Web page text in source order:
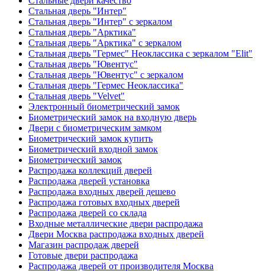
Стальная дверь "Интер"
Стальная дверь "Интер" с зеркалом
Стальная дверь "Арктика"
Стальная дверь "Арктика" с зеркалом
Стальная дверь "Гермес" Неоклассика с зеркалом "Elit"
Стальная дверь "Ювентус"
Стальная дверь "Ювентус" с зеркалом
Стальная дверь "Гермес Неоклассика"
Стальная дверь "Velvet"
Электронный биометрический замок
Биометрический замок на входную дверь
Двери с биометрическим замком
Биометрический замок купить
Биометрический входной замок
Биометрический замок
Распродажа коллекций дверей
Распродажа дверей установка
Распродажа входных дверей дешево
Распродажа готовых входных дверей
Распродажа дверей со склада
Входные металлические двери распродажа
Двери Москва распродажа входных дверей
Магазин распродаж дверей
Готовые двери распродажа
Распродажа дверей от производителя Москва